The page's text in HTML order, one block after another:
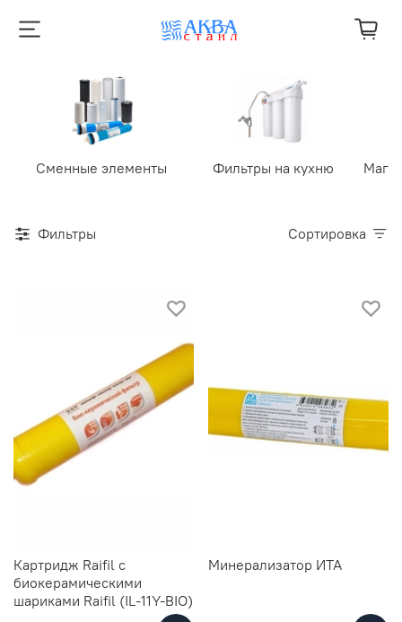
Сменные элементы Фильтры на кухню
Фильтры Сортировка
Картридж Raifil с
биокерамическими
шариками Raifil (IL-11Y-BIO)
Минерализатор ИТА